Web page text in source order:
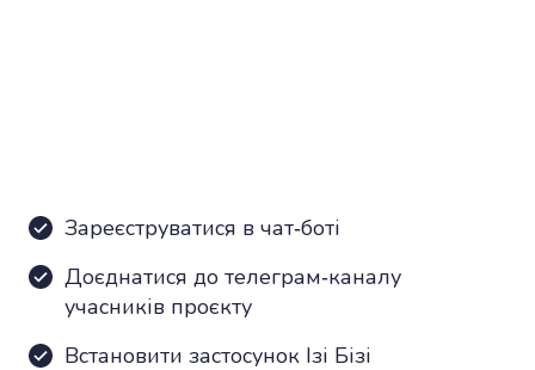
Зареєструватися в чат-боті
Доєднатися до телеграм-каналу
учасників проєкту
Встановити застосунок Ізі Бізі